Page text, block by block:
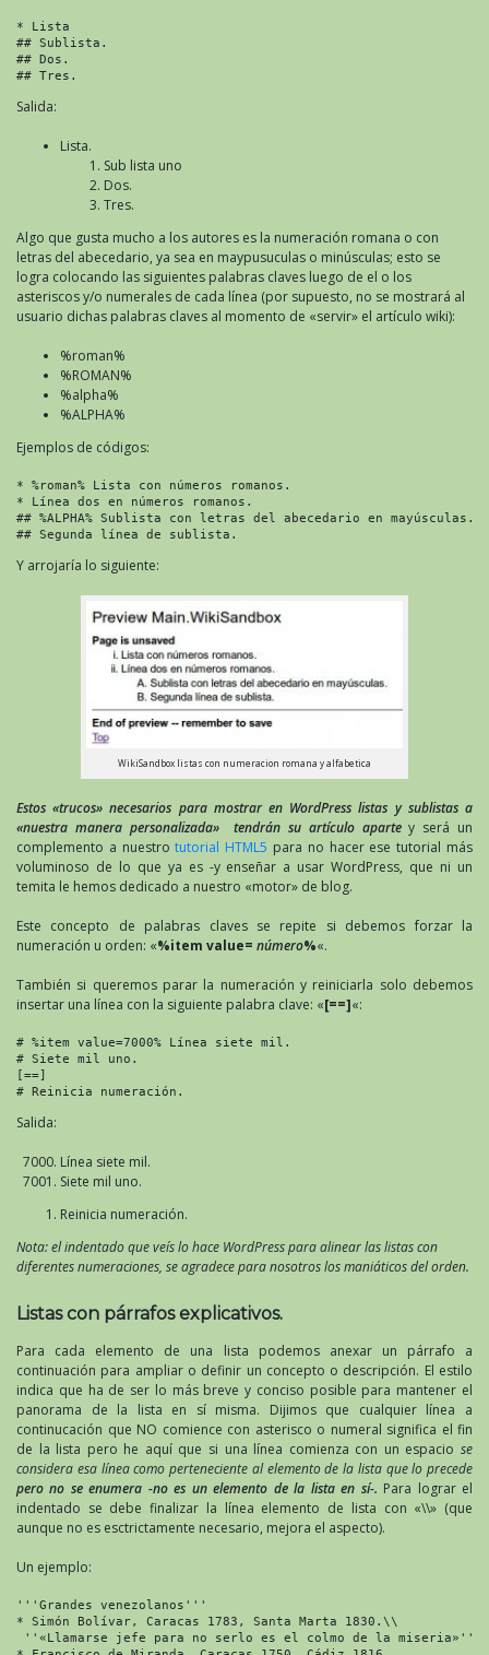
* Lista
## Sublista.
## Dos.
Salida:
Lista.
Sub lista uno
Dos.
Tres.
Algo que gusta mucho a los autores es la numeración romana o con
letras del abecedario, ya sea en maypusuculas o minúsculas; esto se
logra colocando las siguientes palabras claves luego de el o los
asteriscos y/o numerales de cada línea (por supuesto, no se mostrará al
usuario dichas palabras claves al momento de «servir» el artículo wiki):
%roman%
%ROMAN%
%alpha%
%ALPHA%
Ejemplos de códigos:
* %roman% Lista con números romanos.
* Línea dos en números romanos.
## %ALPHA% Sublista con letras del abecedario en mayúsculas.
## Segunda línea de sublista.
Y arrojaría lo siguiente:
WikiSandbox listas con numeracion romana y alfabetica
Estos «trucos» necesarios para mostrar en WordPress listas y sublistas a
«nuestra manera personalizada» tendrán su artículo apartey será un
complemento a nuestrotutorial HTML5 para no hacer ese tutorial más
voluminoso de lo que ya es -y enseñar a usar WordPress, que ni un
temita le hemos dedicado a nuestro «motor» de blog.
Este concepto de palabras claves se repite si debemos forzar la
numeración u orden: «%item value= número%«.
También si queremos parar la numeración y reiniciarla solo debemos
insertar una línea con la siguiente palabra clave: «[==]«:
# %item value=7000% Línea siete mil.
# Siete mil uno.
[==]
# Reinicia numeración.
Salida:
Línea siete mil.
Siete mil uno.
Reinicia numeración.
Nota: el indentado que veís lo hace WordPress para alinear las listas con
diferentes numeraciones, se agradece para nosotros los maniáticos del orden.
Listas con párrafos explicativos.
Para cada elemento de una lista podemos anexar un párrafo a
continuación para ampliar o definir un concepto o descripción. El estilo
indica que ha de ser lo más breve y conciso posible para mantener el
panorama de la lista en sí misma. Dijimos que cualquier línea a
continucación que NO comience con asterisco o numeral significa el fin
de la lista pero he aquí que si una línea comienza con un espacio se
considera esa línea como perteneciente al elemento de la lista que lo precede
pero no se enumera -no es un elemento de la lista en sí-. Para lograr el
indentado se debe finalizar la línea elemento de lista con «\\» (que
aunque no es esctrictamente necesario, mejora el aspecto).
Un ejemplo:
'''Grandes venezolanos'''
* Simón Bolívar, Caracas 1783, Santa Marta 1830.\\
''«Llamarse jefe para no serlo es el colmo de la miseria»''.